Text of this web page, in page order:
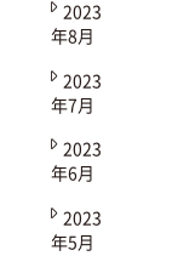
2023
年8月
2023
年7月
2023
年6月
2023
年5月